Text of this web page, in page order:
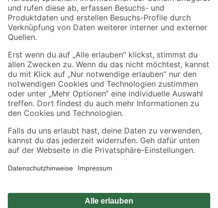
Zahlungsarten Versandarten
Sicher einkaufen
Jetzt die toom-App herunterladen
Alle Preisangaben in EUR inkl. gesetzl. MwSt.. Die dargestellten Angebote sind unter
Umständen nicht in allen Märkten verfügbar. Die angegebenen Verfügbarkeiten beziehen
Produkte nur solange der Vorrat reicht.
*Paketversand ab 59 € versandkostenfrei, gilt nicht für Artikel mit Speditionsversand, hier
Privatsphäre Impressum